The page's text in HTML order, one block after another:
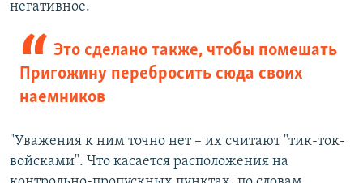
негативное.
Это сделано также, чтобы помешать
Пригожину перебросить сюда своих
наемников
"Уважения к ним точно нет – их считают "тик-ток-
войсками". Что касается расположения на